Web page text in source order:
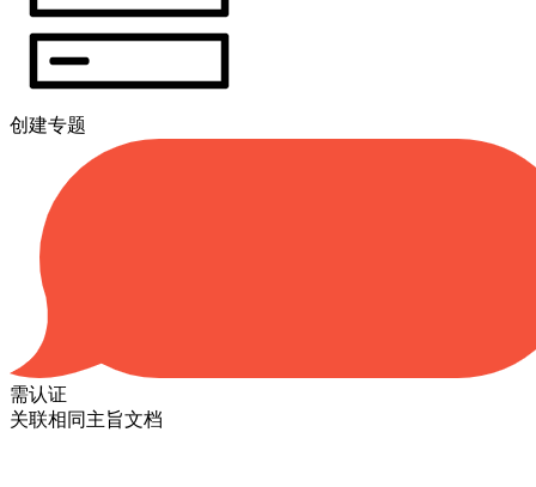
创建专题
需认证
关联相同主旨文档